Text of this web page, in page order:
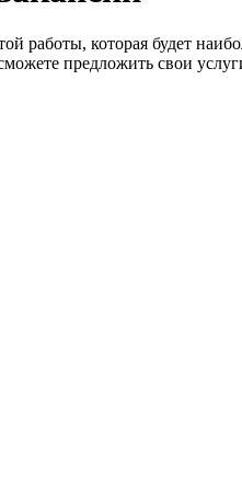
работы, которая будет
предложить свои